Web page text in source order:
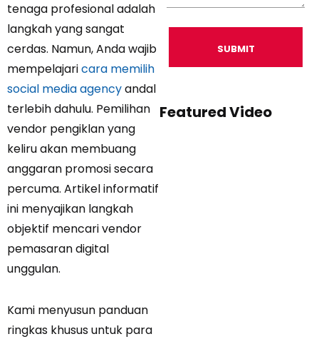
tenaga profesional adalah
langkah yang sangat
cerdas. Namun, Anda wajib
mempelajaricara memilih
social media agencyandal
terlebih dahulu. Pemilihan
vendor pengiklan yang
keliru akan membuang
anggaran promosi secara
percuma. Artikel informatif
ini menyajikan langkah
objektif mencari vendor
pemasaran digital
unggulan.
Kami menyusun panduan
ringkas khusus untuk para
SUBMIT
Featured Video